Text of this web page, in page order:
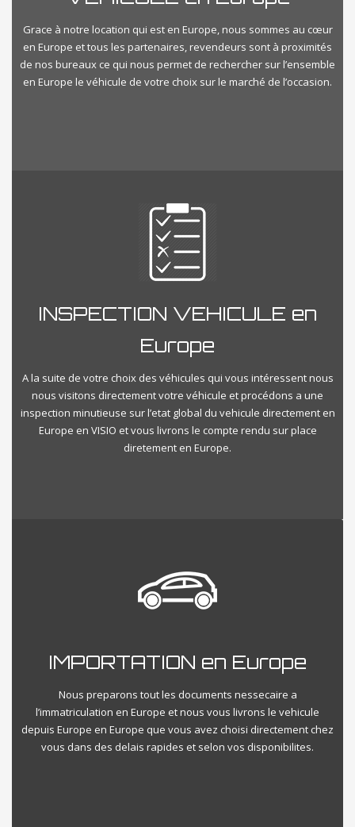
Grace à notre location qui est en Europe, nous sommes au cœur
en Europe et tous les partenaires, revendeurs sont à proximités
de nos bureaux ce qui nous permet de rechercher sur l’ensemble
en Europe le véhicule de votre choix sur le marché de l’occasion.
INSPECTION VEHICULE en
Europe
A la suite de votre choix des véhicules qui vous intéressent nous
nous visitons directement votre véhicule et procédons a une
inspection minutieuse sur l’etat global du vehicule directement en
Europe en VISIO et vous livrons le compte rendu sur place
diretement en Europe.
IMPORTATION en Europe
Nous preparons tout les documents nessecaire a
l’immatriculation en Europe et nous vous livrons le vehicule
depuis Europe en Europe que vous avez choisi directement chez
vous dans des delais rapides et selon vos disponibilites.